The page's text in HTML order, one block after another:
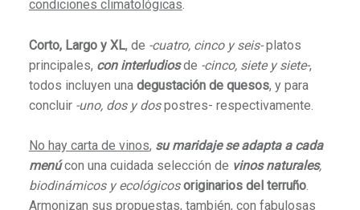
condiciones climatológicas
Corto, Largo y XL, de -cuatro, cinco y seis-platos
principales, con interludiosde -cinco, siete y siete-,
todos incluyen una degustación de quesos, y para
concluir -uno, dos y dospostres- respectivamente.
No hay carta de vinos, su maridaje se adapta a cada
menúcon una cuidada selección de vinos naturales,
biodinámicos y ecológicosoriginarios del terruño.
Armonizan sus propuestas, también, con fabulosas